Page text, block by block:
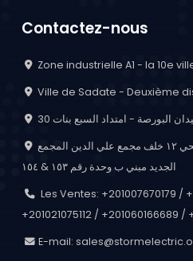
Contactez-nous
Zone industrielle A1 - la 10e
Ville de Sadate - Deuxième
البورصة - امتداد السبع بنات
الجديد مبني ب وحدة رقم ١٥٣ & ١٥٤
Les Ventes: +201007670179 /
+201021075112 / +201060166689 /
E-mail: